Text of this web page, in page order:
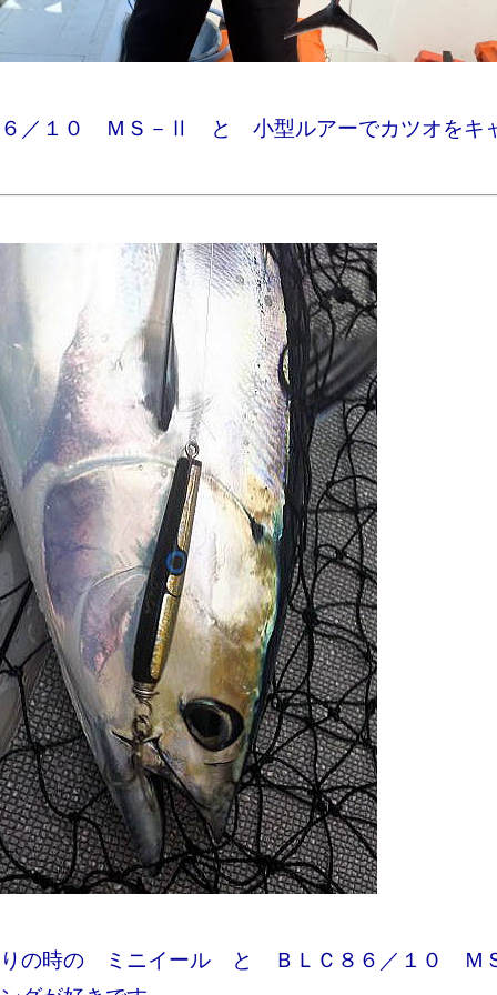
６／１０ ＭＳ－Ⅱ と 小型ルアーでカツオをキ
りの時の ミニイール と ＢＬＣ８６／１０